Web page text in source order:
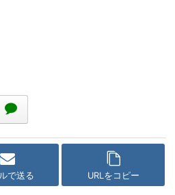
で送る URLをコピー